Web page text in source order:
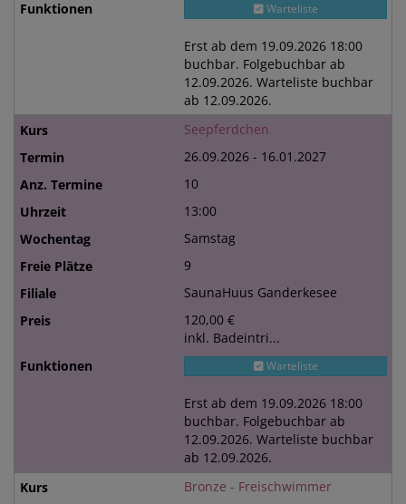
Warteliste
Erst ab dem 19.09.2026 18:00
buchbar. Folgebuchbar ab
12.09.2026. Warteliste buchbar
ab 12.09.2026.
Seepferdchen
26.09.2026 - 16.01.2027
10
13:00
Samstag
9
SaunaHuus Ganderkesee
120,00 €
inkl. Badeintri...
Warteliste
Erst ab dem 19.09.2026 18:00
buchbar. Folgebuchbar ab
12.09.2026. Warteliste buchbar
ab 12.09.2026.
Bronze - Freischwimmer